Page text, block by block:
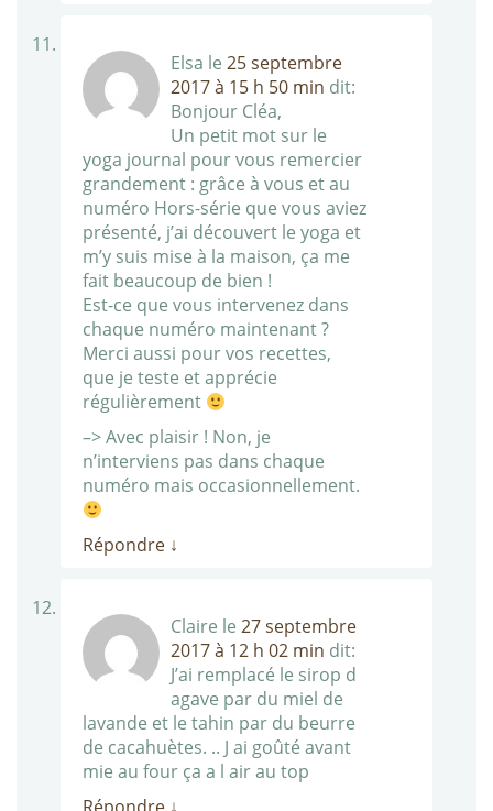
Elsa le 25 septembre
2017 à 15 h 50 min dit:
Bonjour Cléa,
Un petit mot sur le
yoga journal pour vous remercier
grandement : grâce à vous et au
numéro Hors-série que vous aviez
présenté, j’ai découvert le yoga et
m’y suis mise à la maison, ça me
fait beaucoup de bien !
Est-ce que vous intervenez dans
chaque numéro maintenant ?
Merci aussi pour vos recettes,
que je teste et apprécie
régulièrement
–> Avec plaisir ! Non, je
n’interviens pas dans chaque
numéro mais occasionnellement.
Répondre ↓
Claire le 27 septembre
2017 à 12 h 02 min dit:
J’ai remplacé le sirop d
agave par du miel de
lavande et le tahin par du beurre
de cacahuètes. .. J ai goûté avant
mie au four ça a l air au top